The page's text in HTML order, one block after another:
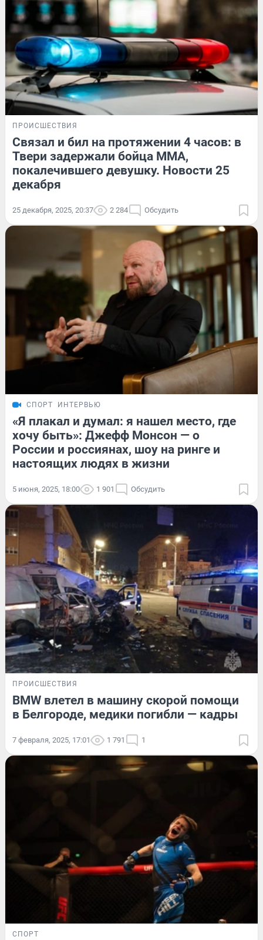
ПРОИСШЕСТВИЯ
Связал и бил на протяжении 4 часов: в
Твери задержали бойца ММА,
покалечившего девушку. Новости 25
декабря
25 декабря, 2025, 20:37 2 284 Обсудить
СПОРТ ИНТЕРВЬЮ
«Я плакал и думал: я нашел место, где
хочу быть»: Джефф Монсон — о
России и россиянах, шоу на ринге и
настоящих людях в жизни
5 июня, 2025, 18:00 1 901 Обсудить
ПРОИСШЕСТВИЯ
BMW влетел в машину скорой помощи
в Белгороде, медики погибли — кадры
7 февраля, 2025, 17:01 1 791 1
СПОРТ